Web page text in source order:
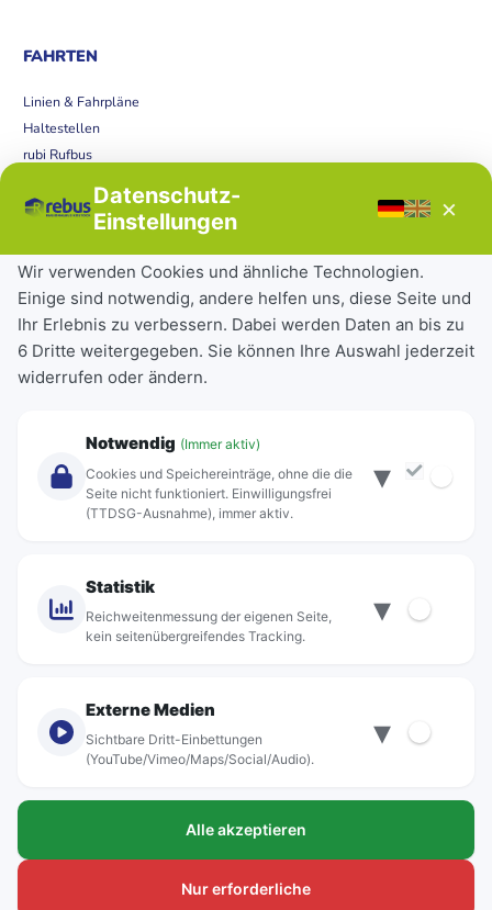
FAHRTEN
Linien & Fahrpläne
Haltestellen
rubi Rufbus
Störungen
Tickets & Tarife
Deutschlandticket
Schülerkarte
Einzeltickets
Abonnements
Über Rebus
Standorte
© rebus Regionalbus Rostock GmbH
Datenschutz-
Einstellungen
×
Wir verwenden Cookies und ähnliche Technologien.
Einige sind notwendig, andere helfen uns, diese Seite und
Ihr Erlebnis zu verbessern. Dabei werden Daten an bis zu
6 Dritte weitergegeben. Sie können Ihre Auswahl jederzeit
widerrufen oder ändern.
Notwendig (Immer aktiv)
Cookies und Speichereinträge, ohne die die
Seite nicht funktioniert. Einwilligungsfrei
(TTDSG-Ausnahme), immer aktiv.
▾
Statistik
Reichweitenmessung der eigenen Seite,
kein seitenübergreifendes Tracking.
▾
Externe Medien
Sichtbare Dritt-Einbettungen
(YouTube/Vimeo/Maps/Social/Audio).
▾
Alle akzeptieren
Nur erforderliche